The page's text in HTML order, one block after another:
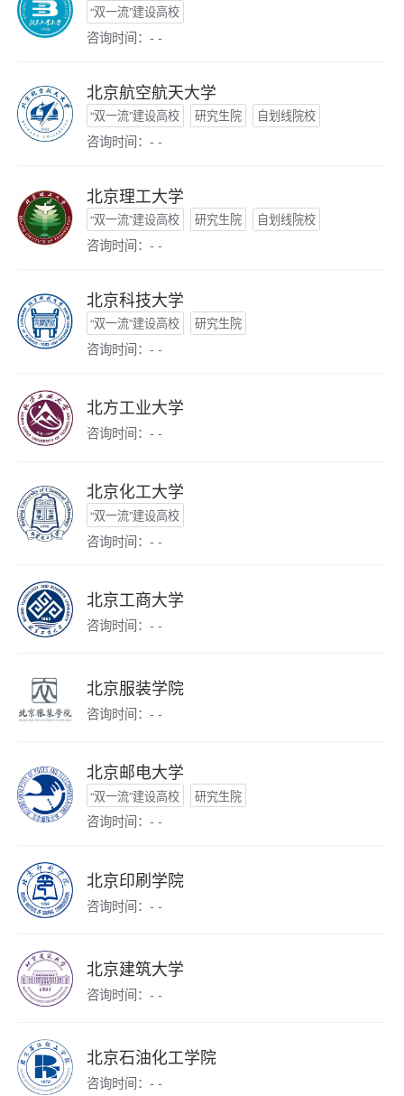
“双一流”建设高校
咨询时间：- -
北京航空航天大学
“双一流”建设高校 研究生院 自划线院校
咨询时间：- -
北京理工大学
“双一流”建设高校 研究生院 自划线院校
咨询时间：- -
北京科技大学
“双一流”建设高校 研究生院
咨询时间：- -
北方工业大学
咨询时间：- -
北京化工大学
“双一流”建设高校
咨询时间：- -
北京工商大学
咨询时间：- -
北京服装学院
咨询时间：- -
北京邮电大学
“双一流”建设高校 研究生院
咨询时间：- -
北京印刷学院
咨询时间：- -
北京建筑大学
咨询时间：- -
北京石油化工学院
咨询时间：- -